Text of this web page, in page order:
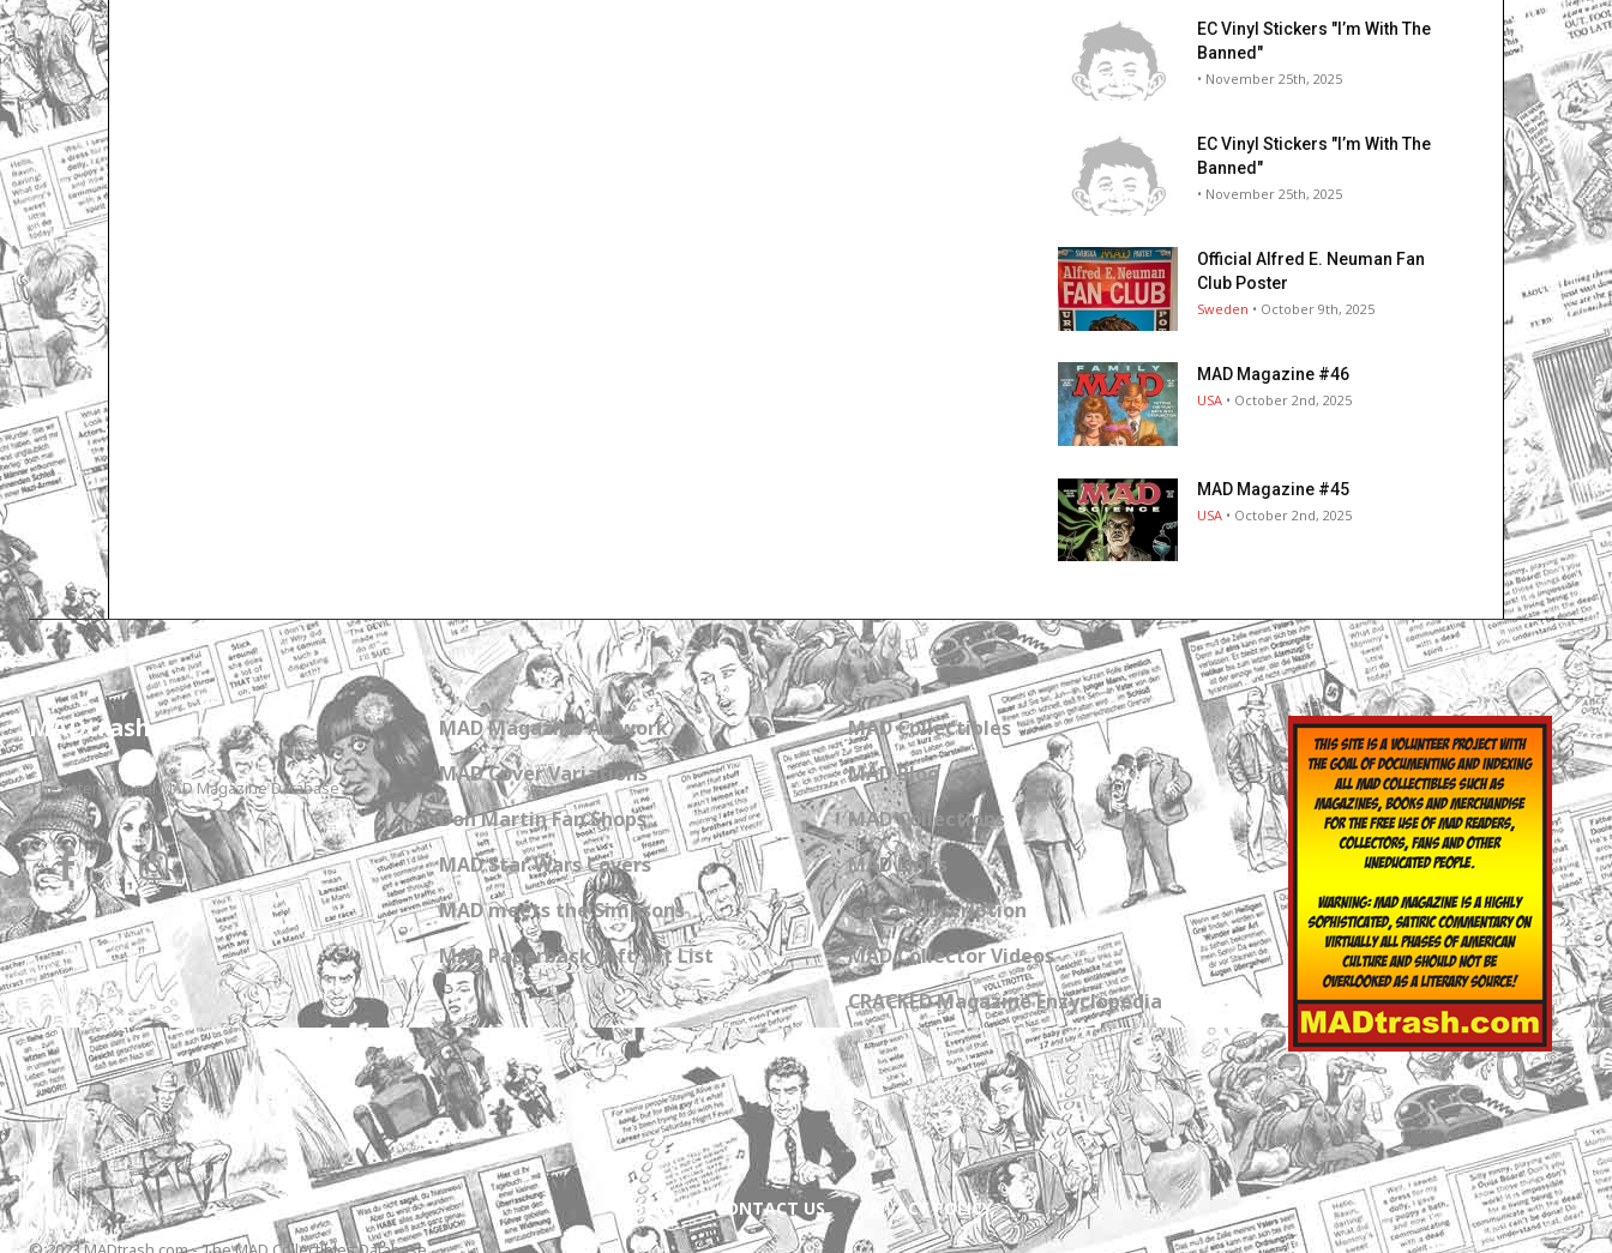
EC Vinyl Stickers "I’m With The
Banned"
• November 25th, 2025
EC Vinyl Stickers "I’m With The
Banned"
• November 25th, 2025
Official Alfred E. Neuman Fan
Club Poster
Sweden • October 9th, 2025
MAD Magazine #46
USA • October 2nd, 2025
MAD Magazine #45
USA • October 2nd, 2025
MADtrash.com
The International MAD Magazine Database
MAD Magazine Artwork
MAD Cover Variations
Don Martin Fan Shops
MAD Star Wars Covers
MAD meets the Simpsons
MAD Paperback Gift Set List
MAD Collectibles
MAD Blog
MAD Collections
MAD Links
Get a Subscription
MAD Collector Videos
CRACKED Magazine Enzyclopedia
ABOUT CONTACT US PRIVACY POLICY